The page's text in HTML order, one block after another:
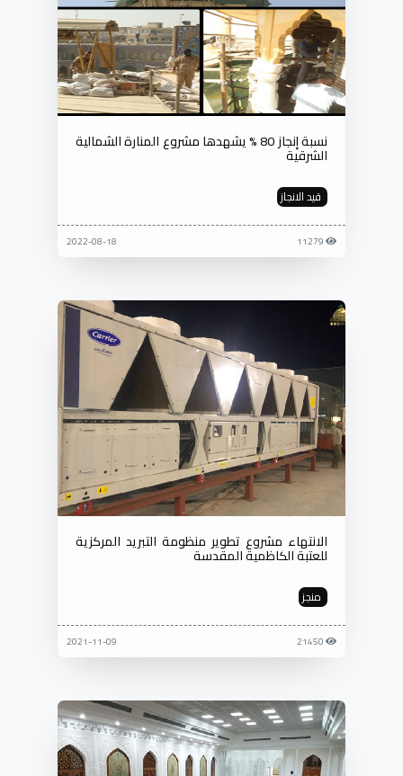
نسبة إنجاز 80 % يشهدها مشروع المنارة الشمالية
الشرقية
قيد الانجاز
الانتهاء مشروع تطوير منظومة التبريد المركزية
للعتبة الكاظمية المقدسة
منجز